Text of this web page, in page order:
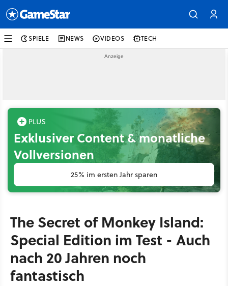
SPIELE NEWS VIDEOS TECH
Exklusiver Content & monatliche
Vollversionen
25% im ersten Jahr sparen
The Secret of Monkey Island:
Special Edition im Test - Auch
nach 20 Jahren noch
fantastisch